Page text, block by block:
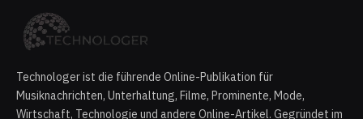
Technologer ist die führende Online-Publikation für
Musiknachrichten, Unterhaltung, Filme, Prominente, Mode,
Wirtschaft, Technologie und andere Online-Artikel. Gegründet im